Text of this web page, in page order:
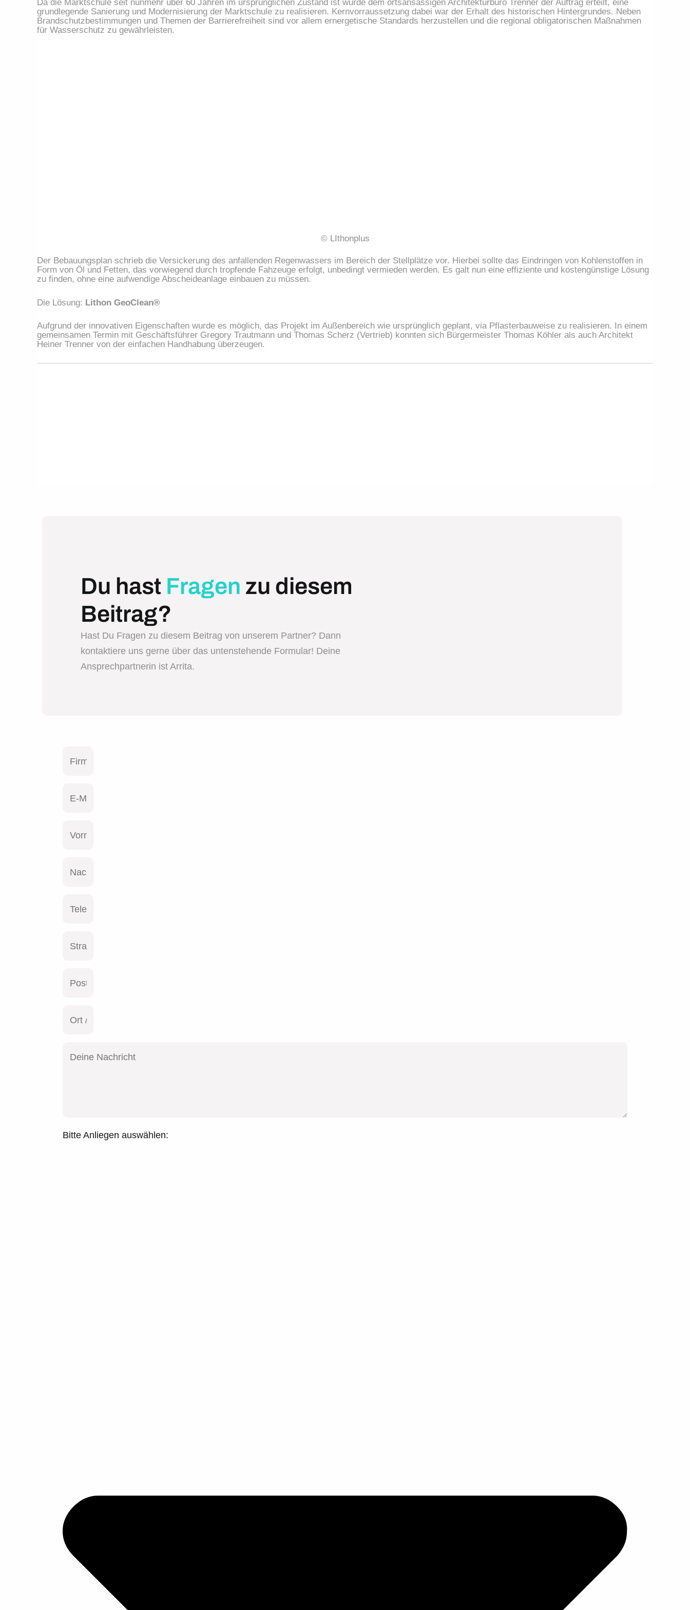
Da die Marktschule seit nunmehr über 60 Jahren im ursprünglichen Zustand ist wurde dem ortsansässigen Architekturbüro Trenner der Auftrag erteilt, eine
grundlegende Sanierung und Modernisierung der Marktschule zu realisieren. Kernvorraussetzung dabei war der Erhalt des historischen Hintergrundes. Neben
Brandschutzbestimmungen und Themen der Barrierefreiheit sind vor allem ernergetische Standards herzustellen und die regional obligatorischen Maßnahmen
für Wasserschutz zu gewährleisten.
© LIthonplus
Der Bebauungsplan schrieb die Versickerung des anfallenden Regenwassers im Bereich der Stellplätze vor. Hierbei sollte das Eindringen von Kohlenstoffen in
Form von Öl und Fetten, das vorwiegend durch tropfende Fahzeuge erfolgt, unbedingt vermieden werden. Es galt nun eine effiziente und kostengünstige Lösung
zu finden, ohne eine aufwendige Abscheideanlage einbauen zu müssen.
Die Lösung: Lithon GeoClean®
Aufgrund der innovativen Eigenschaften wurde es möglich, das Projekt im Außenbereich wie ursprünglich geplant, via Pflasterbauweise zu realisieren. In einem
gemeinsamen Termin mit Geschäftsführer Gregory Trautmann und Thomas Scherz (Vertrieb) konnten sich Bürgermeister Thomas Köhler als auch Architekt
Heiner Trenner von der einfachen Handhabung überzeugen.
Du hast Fragen zu diesem
Beitrag?
Hast Du Fragen zu diesem Beitrag von unserem Partner? Dann
kontaktiere uns gerne über das untenstehende Formular! Deine
Ansprechpartnerin ist Arrita.
Bitte Anliegen auswählen: